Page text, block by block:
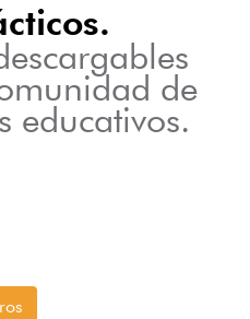
de
educativos.